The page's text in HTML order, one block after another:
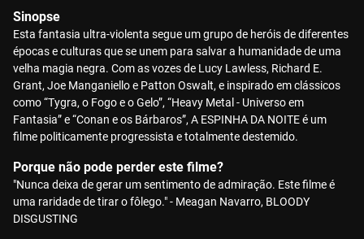
Sinopse
Esta fantasia ultra-violenta segue um grupo de heróis de diferentes
épocas e culturas que se unem para salvar a humanidade de uma
velha magia negra. Com as vozes de Lucy Lawless, Richard E.
Grant, Joe Manganiello e Patton Oswalt, e inspirado em clássicos
como “Tygra, o Fogo e o Gelo”, “Heavy Metal - Universo em
Fantasia” e “Conan e os Bárbaros”, A ESPINHA DA NOITE é um
filme politicamente progressista e totalmente destemido.
Porque não pode perder este filme?
"Nunca deixa de gerar um sentimento de admiração. Este filme é
uma raridade de tirar o fôlego." - Meagan Navarro, BLOODY
DISGUSTING